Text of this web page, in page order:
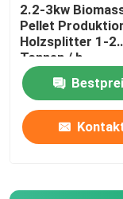
2.2-3kw
Pellet
Holzsplitter 1-2
Tonnen / h